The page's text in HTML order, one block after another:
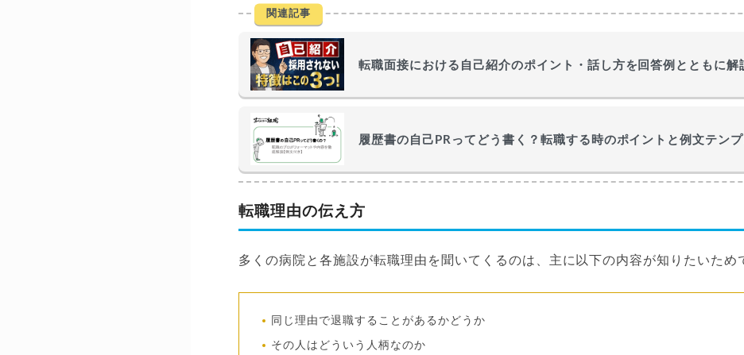
関連記事
転職面接における自己紹介のポイント・話し方を回答例とともに解
履歴書の自己PRってどう書く？転職する時のポイントと例文テン
転職理由の伝え方
多くの病院と各施設が転職理由を聞いてくるのは、主に以下の内容が知りたいため
同じ理由で退職することがあるかどうか
その人はどういう人柄なのか